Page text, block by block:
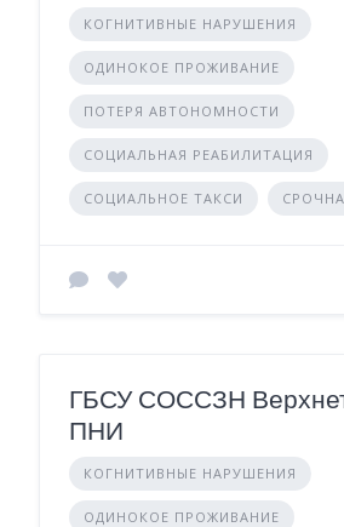
КОГНИТИВНЫЕ НАРУШЕНИЯ
ОДИНОКОЕ ПРОЖИВАНИЕ
ПОТЕРЯ АВТОНОМНОСТИ
СОЦИАЛЬНАЯ РЕАБИЛИТАЦИЯ
СОЦИАЛЬНОЕ ТАКСИ
ГБСУ СОССЗН
ПНИ
КОГНИТИВНЫЕ НАРУШЕНИЯ
ОДИНОКОЕ ПРОЖИВАНИЕ